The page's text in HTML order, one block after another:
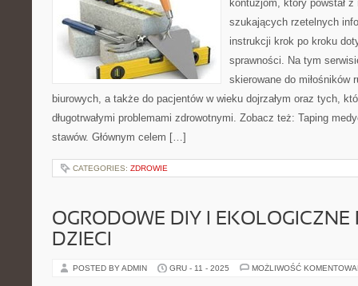
kontuzjom, który powstał
szukających rzetelnych
instrukcji krok po kroku
sprawności. Na tym
skierowane do miłośników
biurowych, a także do pacjentów w wieku dojrzałym oraz tych,
długotrwałymi problemami zdrowotnymi. Zobacz też: Taping
stawów. Głównym celem […]
CATEGORIES: ZDROWIE
OGRODOWE DIY I EKOLOGICZNE
DZIECI
POSTED BY ADMIN GRU - 11 - 2025 MOŻLIWOŚĆ